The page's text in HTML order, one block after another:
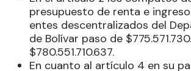
presupuesto de renta e
entes descentralizados del
de Bolívar paso de
$780.551.710.637.
En cuanto al artículo 4 en su